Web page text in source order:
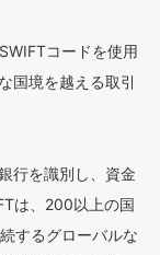
コードを使用
国境を越える取引
行を識別し、資金
は、200以上の国
するグローバルな